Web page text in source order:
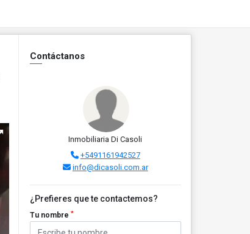
Contáctanos
Inmobiliaria Di Casoli
+5491161942527
info@dicasoli.com.ar
¿Prefieres que te contactemos?
Tu nombre *